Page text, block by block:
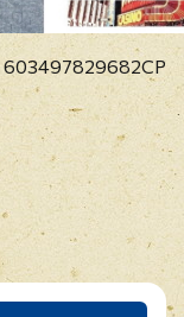
603497829682CP